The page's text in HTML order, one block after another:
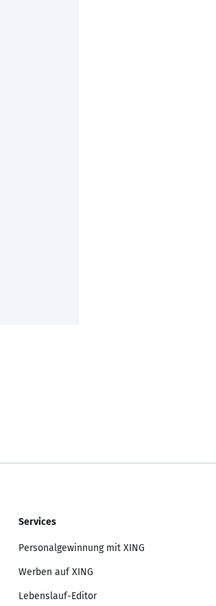
Services
Personalgewinnung mit XING
Werben auf XING
Lebenslauf-Editor